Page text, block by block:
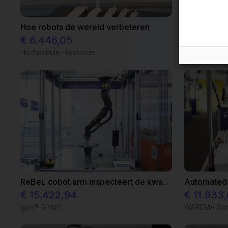
Hoe robots de wereld verbeteren
€ 6.446,05
Hochschule Hannover
ReBeL cobot arm inspecteert de kwaliteit van printplaten
€ 15.422,94
igus® GmbH
€
WAREMA